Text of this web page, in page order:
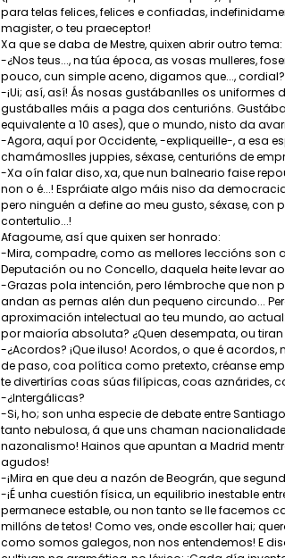
para telas felices, felices e confiadas,
magister, o teu praeceptor!
Xa que se daba de Mestre, quixen abrir outro tema:
-¿Nos teus..., na túa época, as vosas mulleres,
pouco, cun simple aceno, digamos que..., cordial?
-¡Ui; así, así! Ás nosas gustábanlles os
gustáballes máis a paga dos centurións.
equivalente a 10 ases), que o mundo, nisto da
-Agora, aquí por Occidente, -expliqueille-, a esa
chamámoslles juppies, séxase, centurións de
-Xa oín falar diso, xa, que nun balneario faise
non o é...! Espráiate algo máis niso da
pero ninguén a define ao meu gusto, séxase, con
contertulio...!
Afagoume, así que quixen ser honrado:
-Mira, compadre, como as mellores leccións son
Deputación ou no Concello, daquela heite levar
-Grazas pola intención, pero lémbroche que non
andan as pernas alén dun pequeno circundo...
aproximación intelectual ao teu mundo, ao
por maioría absoluta? ¿Quen desempata, ou
-¿Acordos? ¡Que iluso! Acordos, o que é
de paso, coa política como pretexto, créanse
te divertirías coas súas filípicas, coas aznárides,
-¿Intergálicas?
-Si, ho; son unha especie de debate entre
tanto nebulosa, á que uns chaman
nazonalismo! Hainos que apuntan a Madrid
agudos!
-¡Mira en que deu a nazón de Beográn, que
-¡É unha cuestión física, un equilibrio inestable
permanece estable, ou non tanto se lle facemos
millóns de tetos! Como ves, onde escoller hai;
como somos galegos, non nos entendemos! E